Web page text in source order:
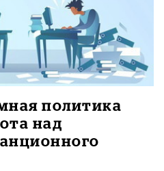
политика
над